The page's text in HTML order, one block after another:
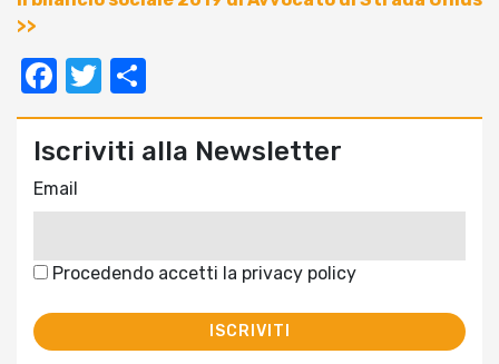
>>
Facebook
Twitter
Iscriviti alla Newsletter
Email
Procedendo accetti la privacy policy